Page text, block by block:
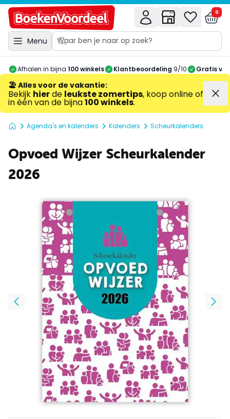
Menu
0
Afhalen in bijna 100 winkels Klantbeoordeling 9/10 Gratis
🏖️ Alles voor de vakantie:
Bekijk hierde leukste zomertips, koop online of
in één van de bijna100 winkels.
Agenda's en kalenders Kalenders Scheurkalenders
Opvoed Wijzer Scheurkalender
2026